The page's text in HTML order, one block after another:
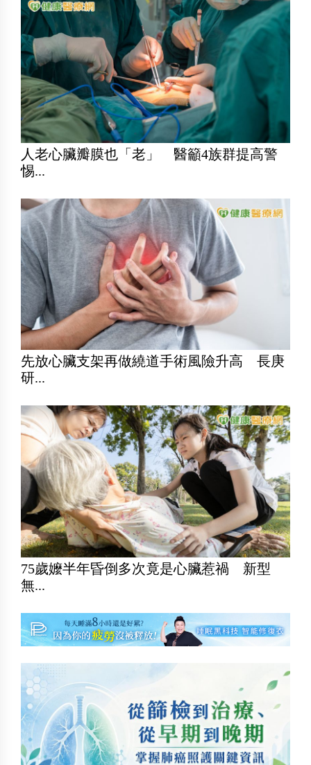
人老心臟瓣膜也「老」 醫籲4族群提高警
惕...
先放心臟支架再做繞道手術風險升高 長庚
研...
75歲嬤半年昏倒多次竟是心臟惹禍 新型
無...